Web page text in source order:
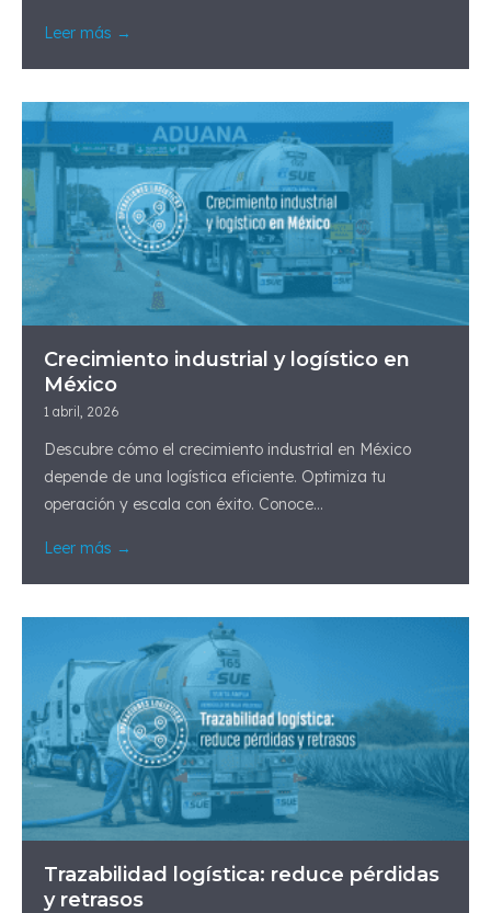
Leer más →
Crecimiento industrial y logístico en
México
1 abril, 2026
Descubre cómo el crecimiento industrial en México
depende de una logística eficiente. Optimiza tu
operación y escala con éxito. Conoce...
Leer más →
Trazabilidad logística: reduce pérdidas
y retrasos